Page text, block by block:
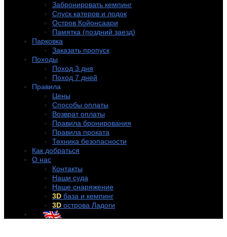
Забронировать кемпинг
Спуск катеров и лодок
Остров Койонсаари
Памятка (поздний заезд)
Парковка
Заказать пропуск
Походы
Поход 3 дня
Поход 7 дней
Правила
Цены
Способы оплаты
Возврат оплаты
Правила бронирования
Правила проката
Техника безопасности
Как добраться
О нас
Контакты
Наши суда
Наше снаряжение
3D база и кемпинг
3D острова Ладоги